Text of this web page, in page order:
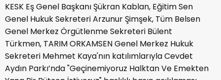
KESK Eş Genel Başkanı Şükran Kablan, Eğitim Sen
Genel Hukuk Sekreteri Arzunur Şimşek, Tüm Belsen
Genel Merkez Örgütlenme Sekreteri Bülent
Türkmen, TARIM ORKAMSEN Genel Merkez Hukuk
Sekreteri Mehmet Kaya'nın katılımlarıyla Cevdet
Aydın Parkı’nda "Geçinemiyoruz Halktan Ve Emekten